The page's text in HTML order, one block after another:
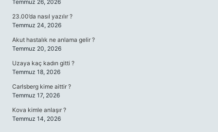
Temmuz 26, 2026
23.00’da nasıl yazılır ?
Temmuz 24, 2026
Akut hastalık ne anlama gelir ?
Temmuz 20, 2026
Uzaya kaç kadın gitti ?
Temmuz 18, 2026
Carlsberg kime aittir ?
Temmuz 17, 2026
Kova kimle anlaşır ?
Temmuz 14, 2026